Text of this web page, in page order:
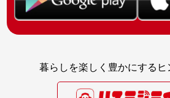
暮らしを楽しく豊かにするヒ